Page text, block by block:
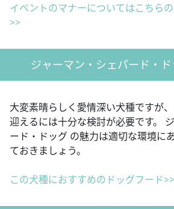
イベントのマナーについてはこちら
>>
大変素晴らしく愛情深い犬種ですが
迎えるには十分な検討が必要です。
ード・ドッグ の魅力は適切な環境に
ておきましょう。
この犬種におすすめのドッグフード>>